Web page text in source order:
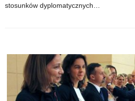
stosunków dyplomatycznych…